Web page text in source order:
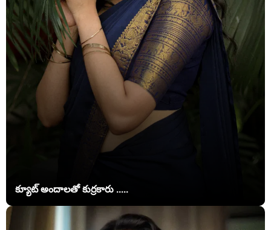
క్యూట్ అందాలతో కుర్రకారు .....